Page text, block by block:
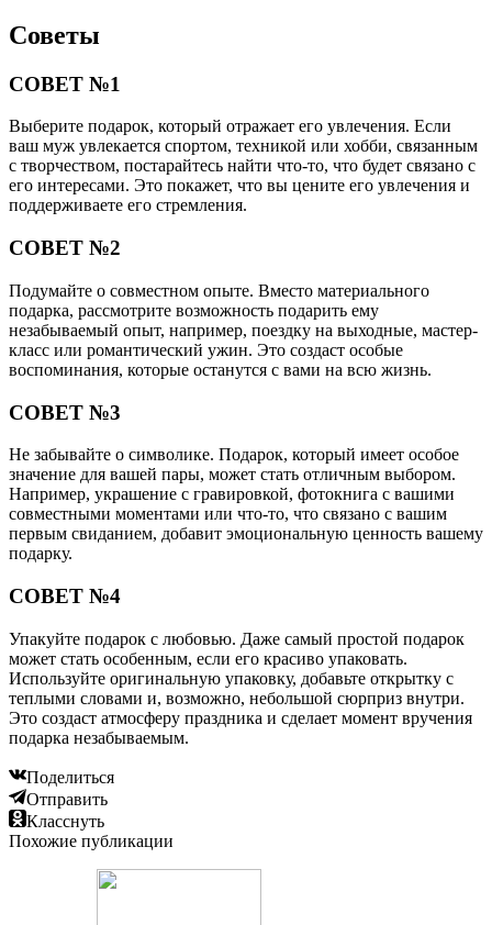
Советы
СОВЕТ №1
Выберите подарок, который отражает его увлечения. Если
ваш муж увлекается спортом, техникой или хобби, связанным
с творчеством, постарайтесь найти что-то, что будет связано с
его интересами. Это покажет, что вы цените его увлечения и
поддерживаете его стремления.
СОВЕТ №2
Подумайте о совместном опыте. Вместо материального
подарка, рассмотрите возможность подарить ему
незабываемый опыт, например, поездку на выходные, мастер-
класс или романтический ужин. Это создаст особые
воспоминания, которые останутся с вами на всю жизнь.
СОВЕТ №3
Не забывайте о символике. Подарок, который имеет особое
значение для вашей пары, может стать отличным выбором.
Например, украшение с гравировкой, фотокнига с вашими
совместными моментами или что-то, что связано с вашим
первым свиданием, добавит эмоциональную ценность вашему
подарку.
СОВЕТ №4
Упакуйте подарок с любовью. Даже самый простой подарок
может стать особенным, если его красиво упаковать.
Используйте оригинальную упаковку, добавьте открытку с
теплыми словами и, возможно, небольшой сюрприз внутри.
Это создаст атмосферу праздника и сделает момент вручения
подарка незабываемым.
Поделиться
Отправить
Класснуть
Похожие публикации